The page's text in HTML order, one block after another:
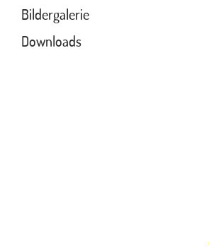
Bildergalerie
Downloads